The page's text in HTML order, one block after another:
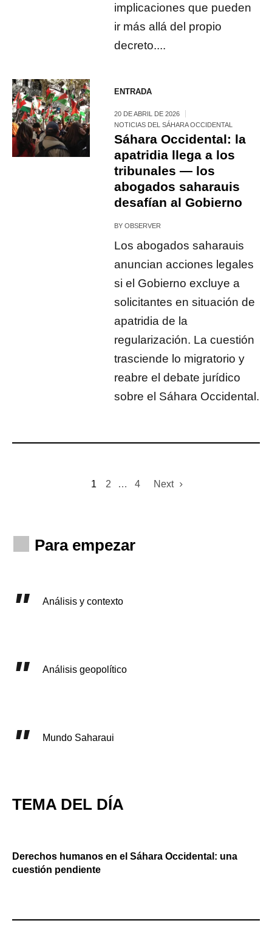
implicaciones que pueden
ir más allá del propio
decreto....
ENTRADA
20 DE ABRIL DE 2026
NOTICIAS DEL SÁHARA OCCIDENTAL
Sáhara Occidental: la
apatridia llega a los
tribunales — los
abogados saharauis
desafían al Gobierno
BYOBSERVER
Los abogados saharauis
anuncian acciones legales
si el Gobierno excluye a
solicitantes en situación de
apatridia de la
regularización. La cuestión
trasciende lo migratorio y
reabre el debate jurídico
sobre el Sáhara Occidental.
1 2 … 4 Next
Para empezar
Análisis y contexto
Análisis geopolítico
Mundo Saharaui
TEMA DEL DÍA
Derechos humanos en el Sáhara Occidental: una
cuestión pendiente